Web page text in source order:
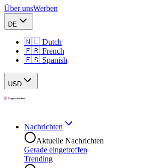
Über unsWerben
DE
🇳🇱 Dutch
🇫🇷 French
🇪🇸 Spanish
USD
Nachrichten
Aktuelle Nachrichten
Gerade eingetroffen
Trending